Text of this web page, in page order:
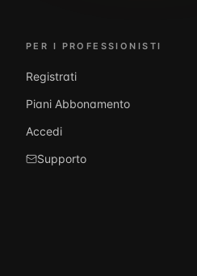
PER I PROFESSIONISTI
Registrati
Piani Abbonamento
Accedi
Supporto